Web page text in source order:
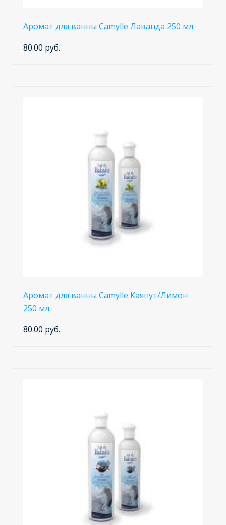
Аромат для ванны Camylle Лаванда 250 мл
80.00 руб.
Аромат для ванны Camylle Каяпут/Лимон
250 мл
80.00 руб.